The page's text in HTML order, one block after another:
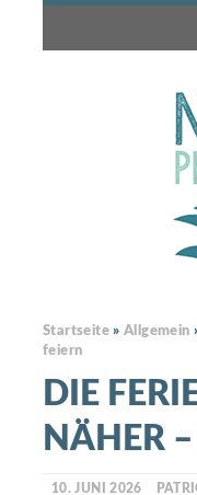
Startseite » Allgemein
feiern
DIE
NÄHER
10. JUNI 2026